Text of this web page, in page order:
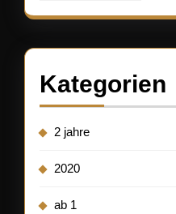
Kategorien
2 jahre
2020
ab 1